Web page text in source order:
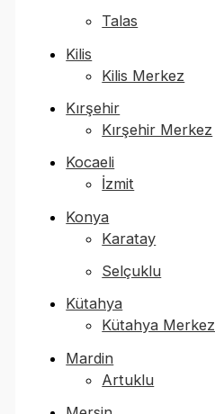
Talas
Kilis
Kilis Merkez
Kırşehir
Kırşehir Merkez
Kocaeli
İzmit
Konya
Karatay
Selçuklu
Kütahya
Kütahya Merkez
Mardin
Artuklu